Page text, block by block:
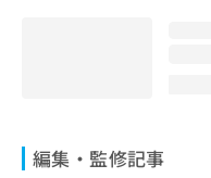
編集・監修記事